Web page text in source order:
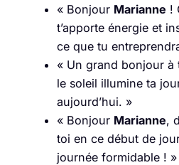
« Bonjour Marianne !
t’apporte énergie et
ce que tu
« Un grand bonjour à
le soleil illumine ta
aujourd’hui. »
« Bonjour Marianne,
toi en ce début de
journée formidable ! »